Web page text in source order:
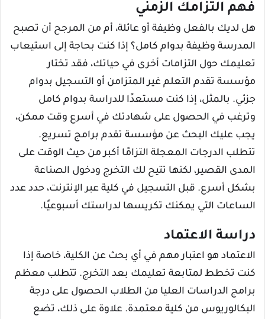
فهم التزامك الزمني
هل لديك بالفعل وظيفة أو عائلة، أم من المرجح أن تصبح
المدرسة وظيفة بدوام كامل؟ إذا كنت بحاجة إلى استيعاب
تعليمك حول التزامات أخرى في حياتك، فقد تختار
مؤسسة تقدم التعلم غير المتزامن أو التسجيل بدوام
جزئي. بالمثل، إذا كنت مستعدًا للدراسة بدوام كامل
وترغب في الحصول على شهادتك في أسرع وقت ممكن،
يجب عليك البحث عن مؤسسة تقدم برامج تسريع.
تتطلب الدرجات المعجلة التزامًا أكبر من حيث الوقت على
المدى القصير، لكنها تتيح لك التخرج ودخول الصناعة
بشكل أسرع. قبل التسجيل في كلية عبر الإنترنت، حدد عدد
الساعات التي يمكنك تكريسها لدراستك أسبوعيًا.
دراسة الاعتماد
الاعتماد هو اعتبار مهم في أي بحث عن الكلية، خاصة إذا
كنت تخطط لمتابعة تعليمك بعد التخرج. تتطلب معظم
برامج الدراسات العليا من الطلاب الحصول على درجة
البكالوريوس من كلية معتمدة. علاوة على ذلك، تضع